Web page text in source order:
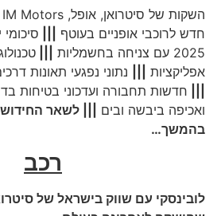
השקות של סיטרואן, אופל, IM Motors בישראל ועוד
חדש לרוכבי אופניים בעוטף|||
סיכומי
2025 עם צניחה בחשמליות
|||
אפליקציות|||
נתוני נפגעי תאונות
חדשות תחבורה ועדכוני בטיחות
ואכיפה ביבשה ובים||| לשאר החידושים
בהמשך…
רכב
לובינסקי עם שווק בישראל של סיטרואן